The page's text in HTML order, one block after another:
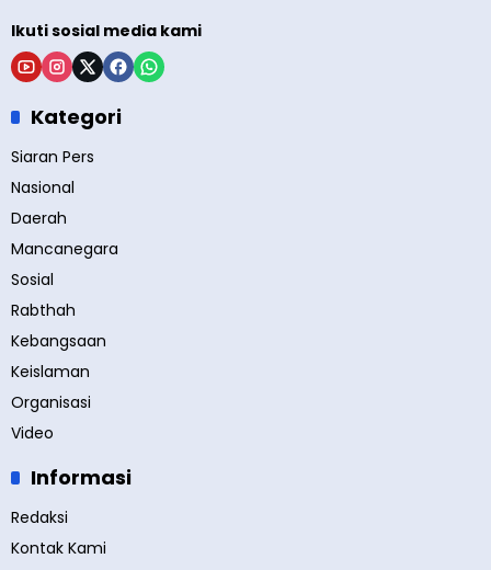
Ikuti sosial media kami
Kategori
Siaran Pers
Nasional
Daerah
Mancanegara
Sosial
Rabthah
Kebangsaan
Keislaman
Organisasi
Video
Informasi
Redaksi
Kontak Kami